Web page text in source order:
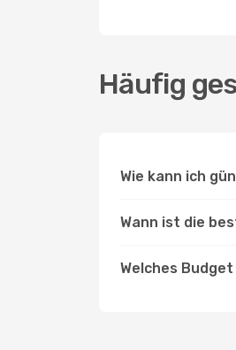
Häufig
Wie kann ich
Wann ist die
Welches